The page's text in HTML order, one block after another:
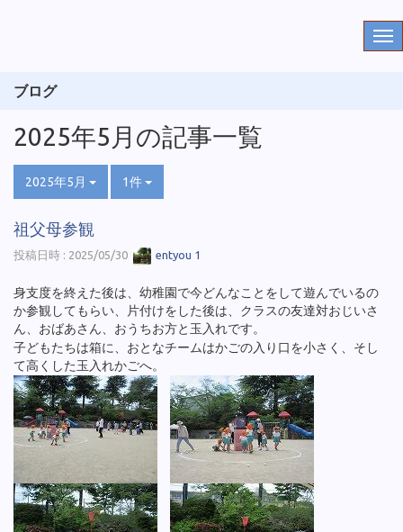
ブログ
2025年5月の記事一覧
2025年5月 1件
祖父母参観
投稿日時 : 2025/05/30 entyou 1
身支度を終えた後は、幼稚園で今どんなことをして遊んでいるの
か参観してもらい、片付けをした後は、クラスの友達対おじいさ
ん、おばあさん、おうちお方と玉入れです。
子どもたちは箱に、おとなチームはかごの入り口を小さく、そし
て高くした玉入れかごへ。